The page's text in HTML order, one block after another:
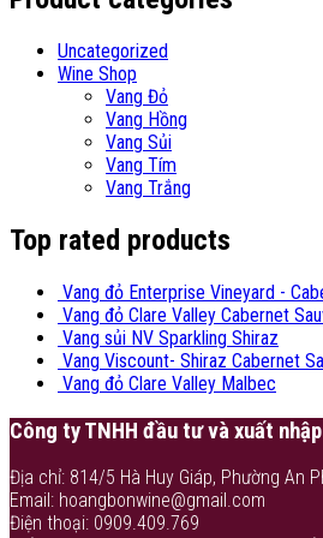
Uncategorized
Wine Shop
Vang Đỏ
Vang Hồng
Vang Sủi
Vang Tím
Vang Trắng
Top rated products
Vang đỏ Enterprise Vineyard -
Vang đỏ Clare Valley Cabernet
Vang sủi NV Sparkling Shiraz
Vang Viscount- Shiraz Cabernet
Vang đỏ Clare Valley Malbec
Công ty TNHH đầu tư và xuất
Địa chỉ: 814/5 Hà Huy Giáp, Phường An
Email: hoangbonwine@gmail.com
Điện thoại: 0909.409.769